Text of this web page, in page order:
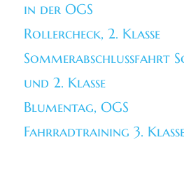
in der OGS
Rollercheck, 2. Klasse
Sommerabschlussfahrt
und 2. Klasse
Blumentag, OGS
Fahrradtraining 3.